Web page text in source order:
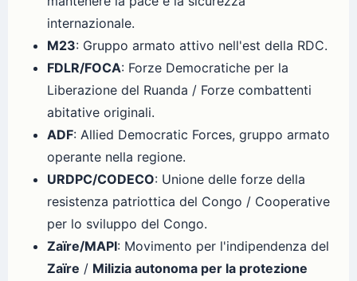
internazionale.
M23: Gruppo armato attivo nell'est della RDC.
FDLR/FOCA: Forze Democratiche per la
Liberazione del Ruanda / Forze combattenti
abitative originali.
ADF: Allied Democratic Forces, gruppo armato
operante nella regione.
URDPC/CODECO: Unione delle forze della
resistenza patriottica del Congo / Cooperative
per lo sviluppo del Congo.
Zaïre/MAPI: Movimento per l'indipendenza del
Zaïre / Milizia autonoma per la protezione